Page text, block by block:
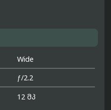
Wide
ƒ/2.2
12 მპ